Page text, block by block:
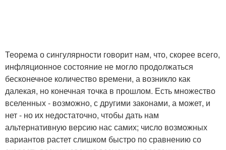
Теорема о сингулярности говорит нам, что, скорее всего,
инфляционное состояние не могло продолжаться
бесконечное количество времени, а возникло как
далекая, но конечная точка в прошлом. Есть множество
вселенных - возможно, с другими законами, а может, и
нет - но их недостаточно, чтобы дать нам
альтернативную версию нас самих; число возможных
вариантов растет слишком быстро по сравнению со